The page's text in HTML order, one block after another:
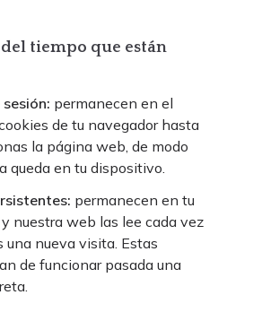
tiempo que están
permanecen en el
de tu navegador hasta
la página web, de modo
queda en tu dispositivo.
permanecen en tu
nuestra web las lee cada vez
una nueva visita. Estas
de funcionar pasada una